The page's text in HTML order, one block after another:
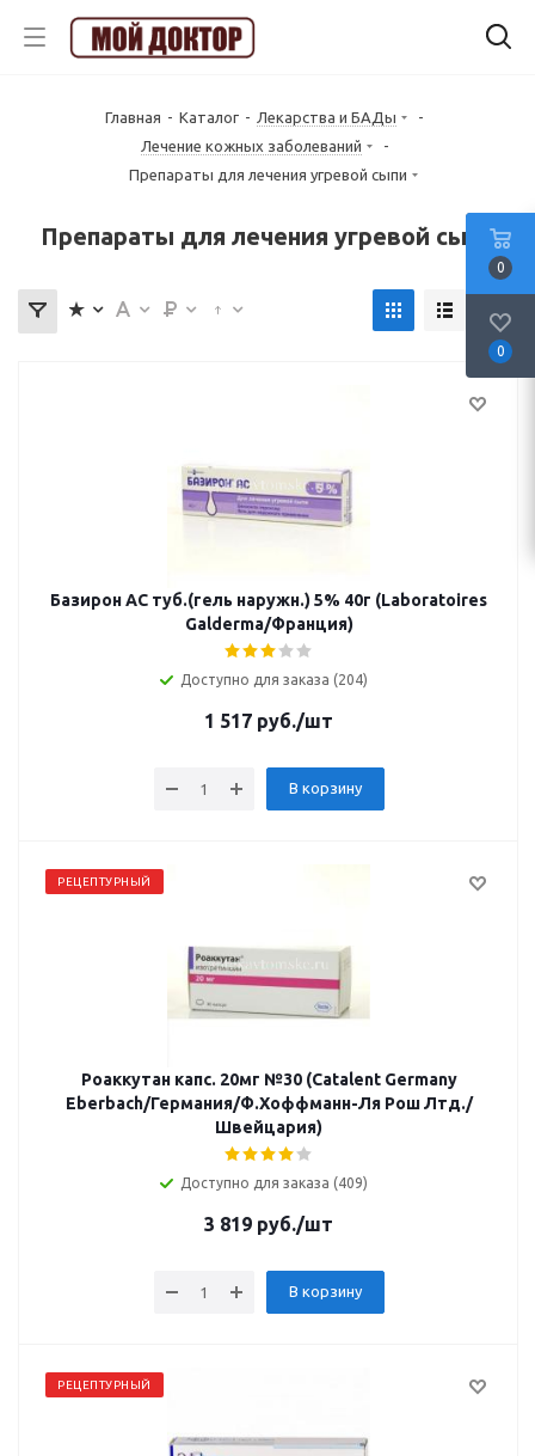
Главная - Каталог - Лекарства и БАДы
-
Лечение кожных заболеваний
-
Препараты для лечения угревой сыпи
Препараты для лечения угревой сыпи
Базирон АС туб.(гель наружн.) 5% 40г (Laboratoires
Galderma/Франция)
Доступно для заказа (204)
1 517 руб./шт
В корзину
РЕЦЕПТУРНЫЙ
Роаккутан капс. 20мг №30 (Catalent Germany
Eberbach/Германия/Ф.Хоффманн-Ля Рош Лтд./
Швейцария)
Доступно для заказа (409)
3 819 руб./шт
В корзину
РЕЦЕПТУРНЫЙ
0
0